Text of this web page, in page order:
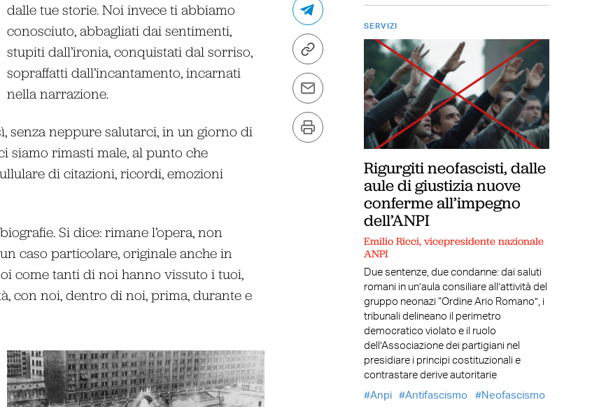
dalle tue storie. Noi invece ti abbiamo
conosciuto, abbagliati dai sentimenti,
stupiti dall’ironia, conquistati dal sorriso,
sopraffatti dall’incantamento, incarnati
nella narrazione.
senza neppure salutarci, in un giorno di
siamo rimasti male, al punto che
di citazioni, ricordi, emozioni
Si dice: rimane l’opera, non
caso particolare, originale anche in
come tanti di noi hanno vissuto i tuoi,
con noi, dentro di noi, prima, durante e
SERVIZI
Rigurgiti neofascisti, dalle
aule di giustizia nuove
conferme all’impegno
dell’ANPI
Emilio Ricci, vicepresidente nazionale
ANPI
Due sentenze, due condanne: dai saluti
romani in un’aula consiliare all’attività del
gruppo neonazi “Ordine Ario Romano”, i
tribunali delineano il perimetro
democratico violato e il ruolo
dell’Associazione dei partigiani nel
presidiare i principi costituzionali e
contrastare derive autoritarie
Anpi
Antifascismo Neofascismo